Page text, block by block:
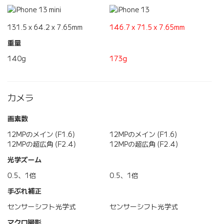
131.5 x 64.2 x 7.65mm
146.7 x 71.5 x 7.65mm
重量
140g
173g
カメラ
画素数
12MPのメイン (F1.6)
12MPの超広角 (F2.4)
12MPのメイン (F1.6)
12MPの超広角 (F2.4)
光学ズーム
0.5、1倍
0.5、1倍
手ぶれ補正
センサーシフト光学式
センサーシフト光学式